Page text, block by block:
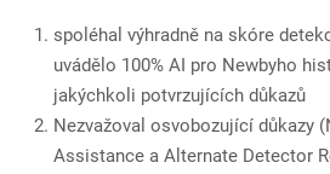
spoléhal výhradně na skóre
uvádělo 100% AI pro Newbyho
jakýchkoli potvrzujících důkazů
Nezvažoval osvobozující důkazy
Assistance a Alternate Detector